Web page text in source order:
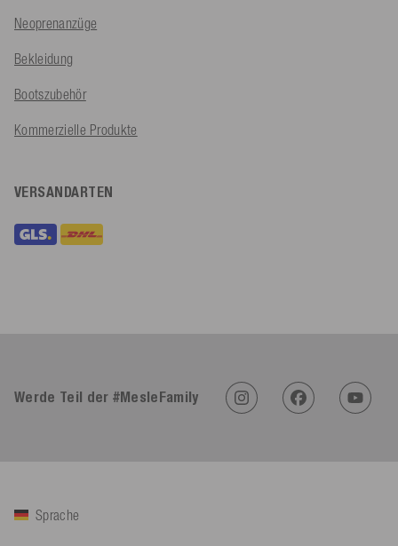
Neoprenanzüge
Bekleidung
Bootszubehör
Kommerzielle Produkte
VERSANDARTEN
Werde Teil der #MesleFamily
Sprache